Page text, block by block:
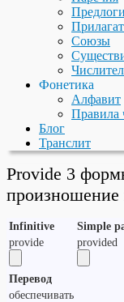
Предлоги
Союзы
Фонетика
Алфавит
Правила
Блог
Транслит
Provide 3
произношение
Infinitive Simple
provide
provided
Перевод
обеспечивать